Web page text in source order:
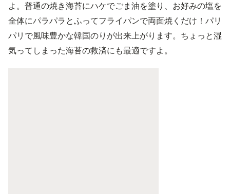
よ。普通の焼き海苔にハケでごま油を塗り、お好みの塩を
全体にパラパラとふってフライパンで両面焼くだけ！パリ
パリで風味豊かな韓国のりが出来上がります。ちょっと湿
気ってしまった海苔の救済にも最適ですよ。